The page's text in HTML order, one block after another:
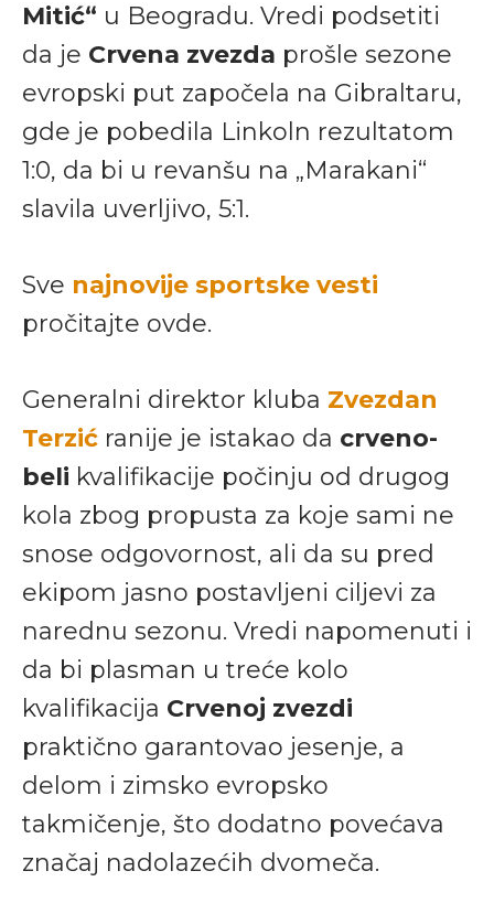
Mitić“ u Beogradu. Vredi podsetiti
da je Crvena zvezda prošle sezone
evropski put započela na Gibraltaru,
gde je pobedila Linkoln rezultatom
1:0, da bi u revanšu na „Marakani“
slavila uverljivo, 5:1.
Sve najnovije sportske vesti
pročitajte ovde.
Generalni direktor kluba Zvezdan
Terzić ranije je istakao da crveno-
beli kvalifikacije počinju od drugog
kola zbog propusta za koje sami ne
snose odgovornost, ali da su pred
ekipom jasno postavljeni ciljevi za
narednu sezonu. Vredi napomenuti i
da bi plasman u treće kolo
kvalifikacija Crvenoj zvezdi
praktično garantovao jesenje, a
delom i zimsko evropsko
takmičenje, što dodatno povećava
značaj nadolazećih dvomeča.